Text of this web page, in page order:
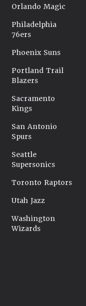
Orlando Magic
Philadelphia
76ers
Phoenix Suns
Portland Trail
Blazers
Sacramento
Kings
San Antonio
Spurs
Seattle
Supersonics
Toronto Raptors
Utah Jazz
Washington
Wizards